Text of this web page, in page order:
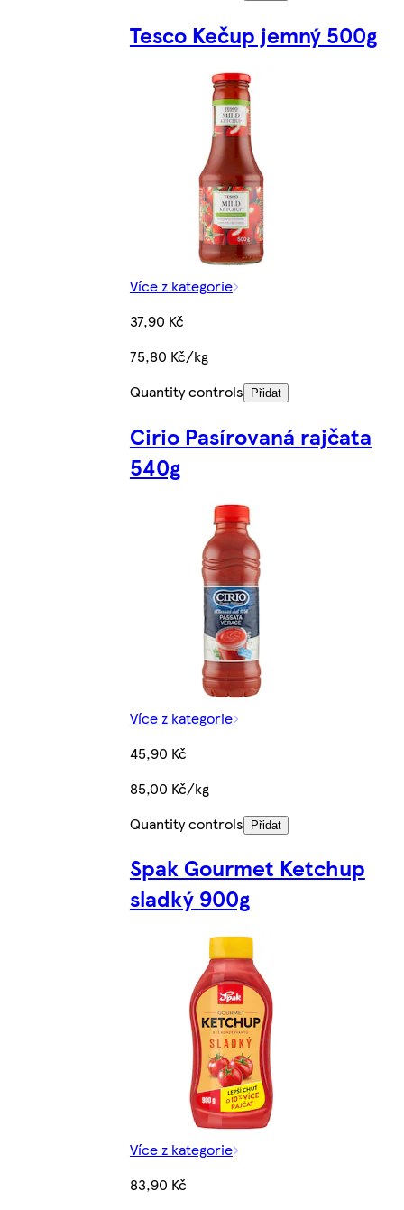
Tesco Kečup jemný 500g
Více z kategorie
37,90 Kč
75,80 Kč/kg
Quantity controls
Přidat
Cirio Pasírovaná rajčata
540g
Více z kategorie
45,90 Kč
85,00 Kč/kg
Quantity controls
Přidat
Spak Gourmet Ketchup
sladký 900g
Více z kategorie
83,90 Kč